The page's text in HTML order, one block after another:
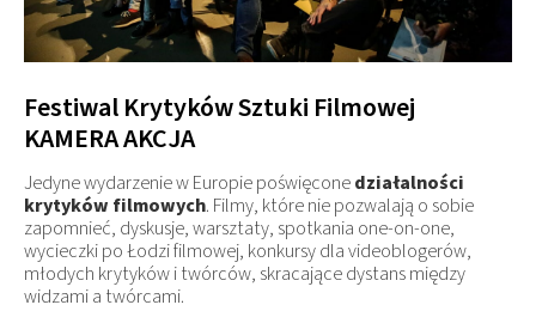
Festiwal Krytyków Sztuki Filmowej
KAMERA AKCJA
Jedyne wydarzenie w Europie poświęconedziałalności
krytyków filmowych. Filmy, które nie pozwalają o sobie
zapomnieć, dyskusje, warsztaty, spotkania one-on-one,
wycieczki po Łodzi filmowej, konkursy dla videoblogerów,
młodych krytyków i twórców, skracające dystans między
widzami a twórcami.